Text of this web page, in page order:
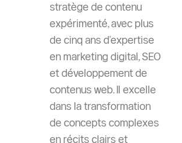
stratège de contenu
expérimenté, avec plus
de cinq ans d’expertise
en marketing digital, SEO
et développement de
contenus web. Il excelle
dans la transformation
de concepts complexes
en récits clairs et